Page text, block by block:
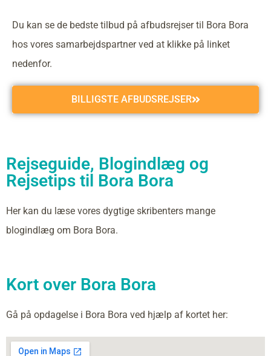
Du kan se de bedste tilbud på afbudsrejser til Bora Bora
hos vores samarbejdspartner ved at klikke på linket
nedenfor.
BILLIGSTE AFBUDSREJSER
Rejseguide, Blogindlæg og
Rejsetips til Bora Bora
Her kan du læse vores dygtige skribenters mange
blogindlæg om Bora Bora.
Kort over Bora Bora
Gå på opdagelse i Bora Bora ved hjælp af kortet her: